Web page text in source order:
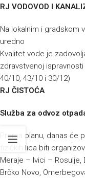
RJ VODOVOD I
Na lokalnim i gradskom
uredno
Kvalitet vode je
zdravstvenoj
40/10, 43/10 i 30/12)
RJ ČISTOĆA
Služba za odvoz
Prema planu, danas
fizičkih lica biti
Meraje – Ivici – Rosulje,
Brčko Novo,